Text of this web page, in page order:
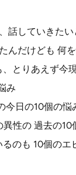
話していきた
んだけども 何
とりあえず今
み
今日の10個の悩
性の 過去の10
のも 10個の